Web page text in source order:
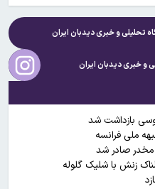
تحلیلی و خبریدیدبان ایران
و خبریدیدبان ایران
بازداشت شد
ملی فرانسه
مخدر صادر شد
زنش با شلیک گلوله